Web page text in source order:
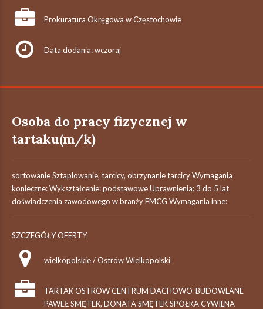
Prokuratura Okręgowa w Częstochowie
Data dodania: wczoraj
Osoba do pracy fizycznej w
tartaku(m/k)
sortowanie Sztaplowanie, tarcicy, obrzynanie tarcicy Wymagania
konieczne: Wykształcenie: podstawowe Uprawnienia: 3 do 5 lat
doświadczenia zawodowego w branży FMCG Wymagania inne:
SZCZEGÓŁY OFERTY
wielkopolskie / Ostrów Wielkopolski
TARTAK OSTRÓW CENTRUM DACHOWO-BUDOWLANE
PAWEŁ SMĘTEK, DONATA SMĘTEK SPÓŁKA CYWILNA